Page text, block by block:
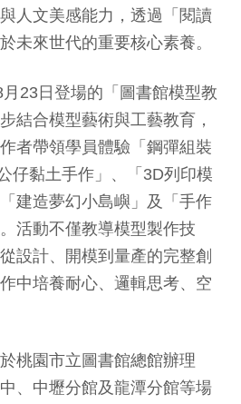
人文美感能力，透過「閱讀
未來世代的重要核心素養。
23日登場的「圖書館模型教
結合模型藝術與工藝教育，
者帶領學員體驗「鋼彈組裝
仔黏土手作」、「3D列印模
建造夢幻小島嶼」及「手作
活動不僅教導模型製作技
設計、開模到量產的完整創
中培養耐心、邏輯思考、空
桃園市立圖書館總館辦理
、中壢分館及龍潭分館等場